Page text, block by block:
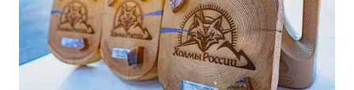
RF8 Минивэн
от 4 774 000 ₽*